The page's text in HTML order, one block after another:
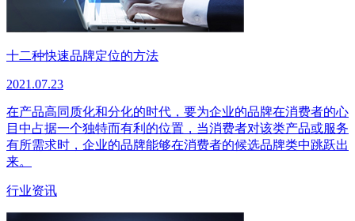
十二种快速品牌定位的方法
2021.07.23
在产品高同质化和分化的时代，要为企业的品牌在消费者的心
目中占据一个独特而有利的位置，当消费者对该类产品或服务
有所需求时，企业的品牌能够在消费者的候选品牌类中跳跃出
来。
行业资讯